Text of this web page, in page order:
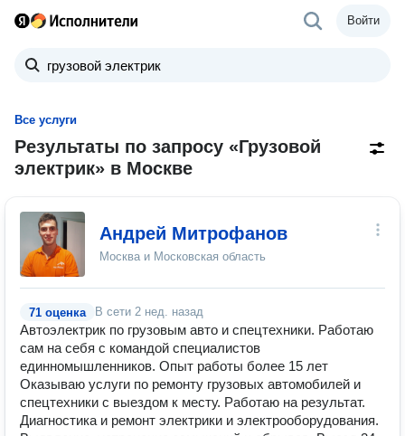
Войти
Все услуги
Результаты по запросу «Грузовой
электрик» в Москве
Андрей Митрофанов
Москва и Московская область
71 оценка В сети 2 нед. назад
Автоэлектрик по грузовым авто и спецтехники. Работаю
сам на себя с командой специалистов
единномышленников. Опыт работы более 15 лет
Оказываю услуги по ремонту грузовых автомобилей и
спецтехники с выездом к месту. Работаю на результат.
Диагностика и ремонт электрики и электрооборудования.